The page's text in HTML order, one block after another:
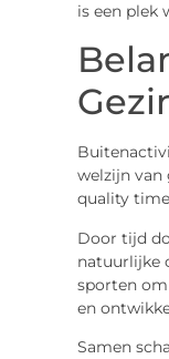
is een plek
welzijn van
quality
Door tijd
natuurlijke
sporten
en
Samen